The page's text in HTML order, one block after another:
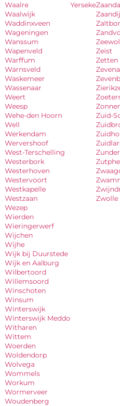
Waalre
Waalwijk
Waddinxveen
Wageningen
Wanssum
Wapenveld
Warffum
Warnsveld
Waskemeer
Wassenaar
Weert
Weesp
Wehe-den Hoorn
Well
Werkendam
Wervershoof
West-Terschelling
Westerbork
Westerhoven
Westervoort
Westkapelle
Westzaan
Wezep
Wierden
Wieringerwerf
Wijchen
Wijhe
Wijk bij Duurstede
Wijk en Aalburg
Wilbertoord
Willemsoord
Winschoten
Winsum
Winterswijk
Winterswijk Meddo
Witharen
Wittem
Woerden
Woldendorp
Wolvega
Wommels
Workum
Wormerveer
Woudenberg
Yerseke
Zeist
Zetten
Zuid-
Zwolle